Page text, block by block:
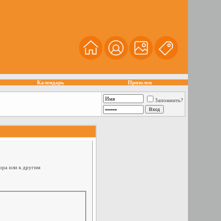
Календарь Призолов
Запомнить?
или к другим